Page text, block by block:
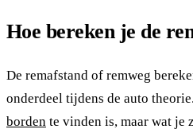
Hoe bereken je de
De remafstand of remweg
onderdeel tijdens de auto
borden te vinden is, maar wat je